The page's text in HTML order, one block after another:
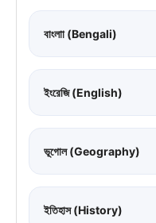
বাংলাা (Bengali)
ইংরেজি (English)
ভূগোল (Geography)
ইতিহাস (History)